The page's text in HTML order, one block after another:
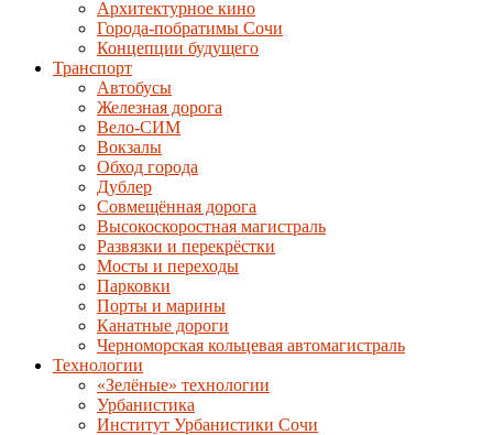
Архитектурное кино
Города-побратимы Сочи
Концепции будущего
Транспорт
Автобусы
Железная дорога
Вело-СИМ
Вокзалы
Обход города
Дублер
Совмещённая дорога
Высокоскоростная магистраль
Развязки и перекрёстки
Мосты и переходы
Парковки
Порты и марины
Канатные дороги
Черноморская кольцевая автомагистраль
Технологии
«Зелёные» технологии
Урбанистика
Институт Урбанистики Сочи